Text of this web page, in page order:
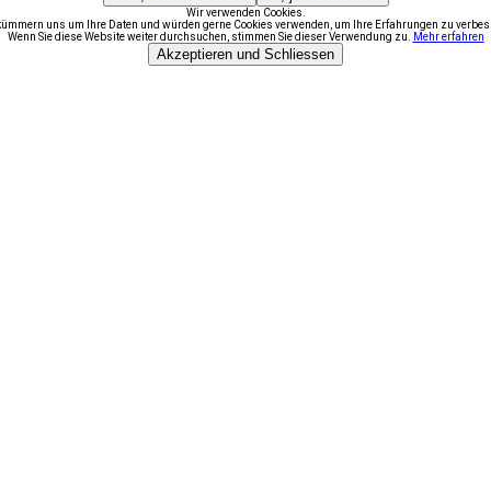
Wir verwenden Cookies.
uns um Ihre Daten und würden gerne Cookies verwenden, um Ihre Erfahrungen zu
Wenn Sie diese Website weiter durchsuchen, stimmen Sie dieser Verwendung zu.
Mehr erfahren
Akzeptieren und Schliessen